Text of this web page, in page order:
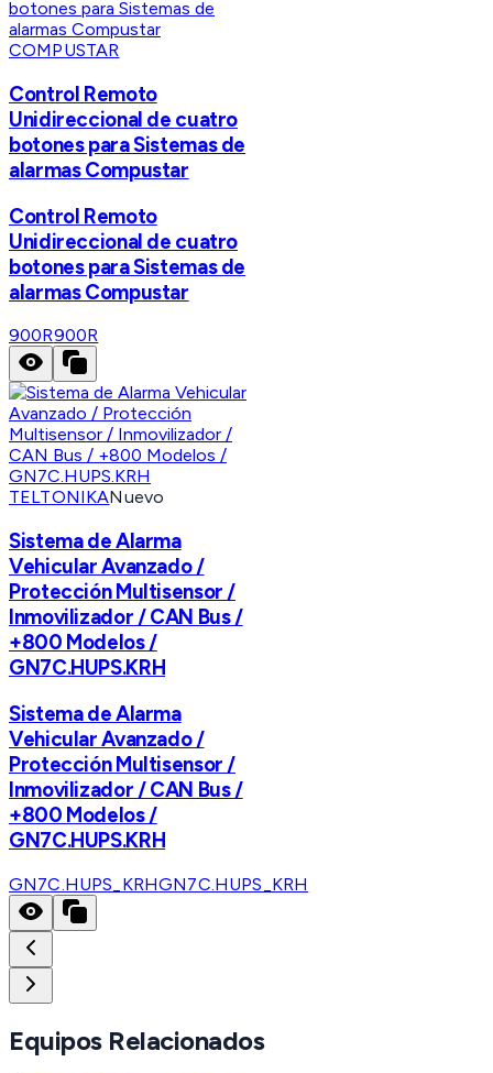
COMPUSTAR
Control Remoto
Unidireccional de cuatro
botones para Sistemas de
alarmas Compustar
Control Remoto
Unidireccional de cuatro
botones para Sistemas de
alarmas Compustar
900R900R
TELTONIKANuevo
Sistema de Alarma
Vehicular Avanzado /
Protección Multisensor /
Inmovilizador / CAN Bus /
+800 Modelos /
GN7C.HUPS.KRH
Sistema de Alarma
Vehicular Avanzado /
Protección Multisensor /
Inmovilizador / CAN Bus /
+800 Modelos /
GN7C.HUPS.KRH
GN7C.HUPS_KRHGN7C.HUPS_KRH
Equipos Relacionados